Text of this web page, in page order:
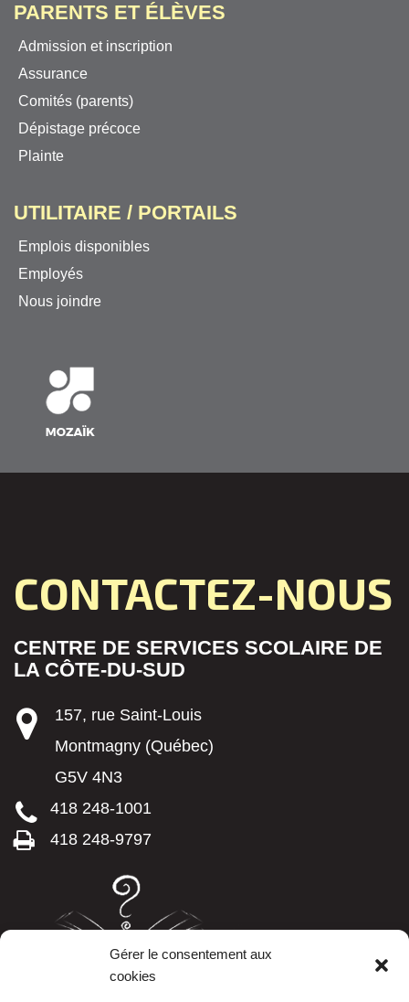
Gérer le consentement aux
cookies
PARENTS ET ÉLÈVES
Admission et inscription
Assurance
Comités (parents)
Dépistage précoce
Plainte
UTILITAIRE / PORTAILS
Emplois disponibles
Employés
Nous joindre
CONTACTEZ-NOUS
CENTRE DE SERVICES SCOLAIRE DE
LA CÔTE-DU-SUD
157, rue Saint-Louis
Montmagny (Québec)
G5V 4N3
418 248-1001
418 248-9797